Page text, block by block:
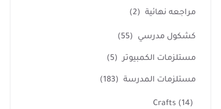
مراجعه نهائية (2)
كشكول مدرسي (55)
مستلزمات الكمبيوتر (5)
مستلزمات المدرسة (183)
Crafts (14)